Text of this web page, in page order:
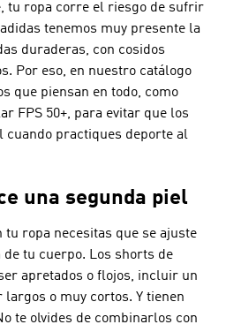
tu ropa corre el riesgo de sufrir
tenemos muy presente la
duraderas, con cosidos
Por eso, en nuestro catálogo
que piensan en todo, como
FPS 50+, para evitar que los
cuando practiques deporte al
una segunda piel
tu ropa necesitas que se ajuste
tu cuerpo. Los shorts de
apretados o flojos, incluir un
o muy cortos. Y tienen
te olvides de combinarlos con